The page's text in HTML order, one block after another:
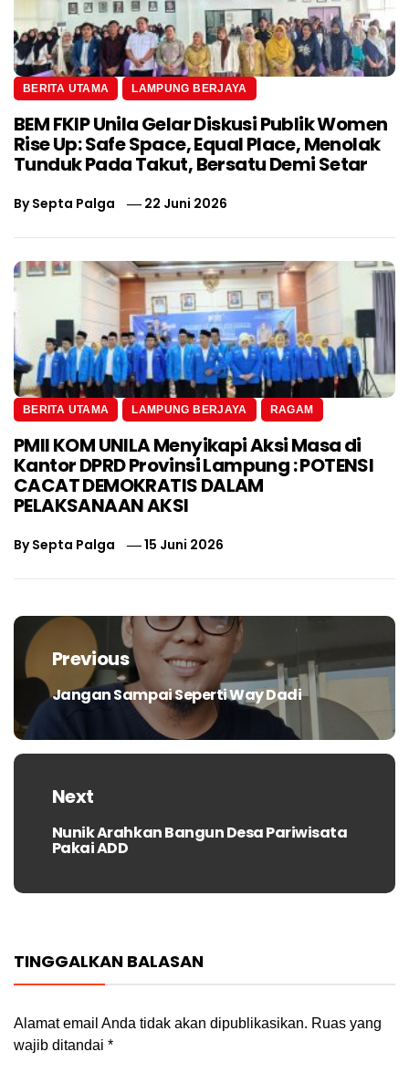
BERITA UTAMA LAMPUNG BERJAYA
BEM FKIP Unila Gelar Diskusi Publik Women
Rise Up: Safe Space, Equal Place, Menolak
Tunduk Pada Takut, Bersatu Demi Setar
BySepta Palga 22 Juni 2026
BERITA UTAMA LAMPUNG BERJAYA RAGAM
PMII KOM UNILA Menyikapi Aksi Masa di
Kantor DPRD Provinsi Lampung : POTENSI
CACAT DEMOKRATIS DALAM
PELAKSANAAN AKSI
BySepta Palga 15 Juni 2026
Navigasi
posPrevious
Previous
Jangan Sampai Seperti Way Dadi
Next
Next
post:
Nunik Arahkan Bangun Desa Pariwisata
Pakai ADD
TINGGALKAN BALASAN
Alamat email Anda tidak akan dipublikasikan. Ruas yang
wajib ditandai *